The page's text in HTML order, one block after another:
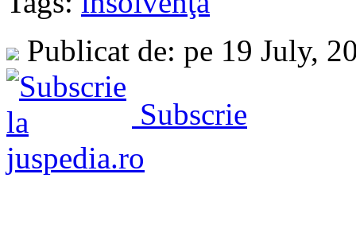
Publicat de: pe 19 July,
Subscrie